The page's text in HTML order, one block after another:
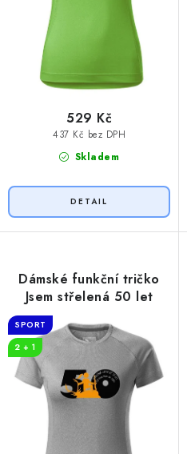
Skladem
437 Kč bez DPH
529 Kč
Dámské funkční tričko
Jsem střelená 50 let
SPORT
2 + 1